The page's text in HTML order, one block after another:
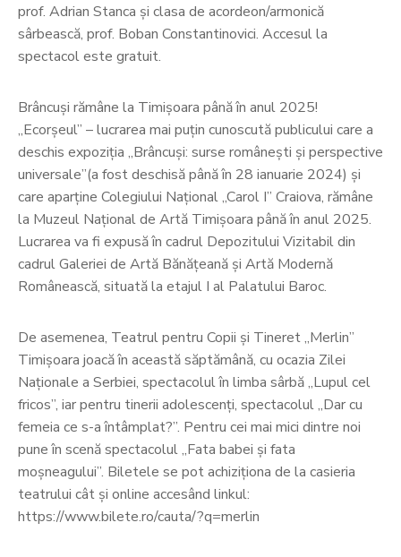
prof. Adrian Stanca şi clasa de acordeon/armonică
sârbească, prof. Boban Constantinovici. Accesul la
spectacol este gratuit.
Brâncuși rămâne la Timișoara până în anul 2025!
„Ecorșeul” – lucrarea mai puțin cunoscută publicului care a
deschis expoziția „Brâncuși: surse românești și perspective
universale”(a fost deschisă până în 28 ianuarie 2024) și
care aparține Colegiului Național „Carol I” Craiova, rămâne
la Muzeul Național de Artă Timișoara până în anul 2025.
Lucrarea va fi expusă în cadrul Depozitului Vizitabil din
cadrul Galeriei de Artă Bănățeană și Artă Modernă
Românească, situată la etajul I al Palatului Baroc.
De asemenea, Teatrul pentru Copii și Tineret „Merlin”
Timișoara joacă în această săptămână, cu ocazia Zilei
Naționale a Serbiei, spectacolul în limba sârbă „Lupul cel
fricos”, iar pentru tinerii adolescenți, spectacolul „Dar cu
femeia ce s-a întâmplat?”. Pentru cei mai mici dintre noi
pune în scenă spectacolul „Fata babei și fata
moșneagului”. Biletele se pot achiziționa de la casieria
teatrului cât și online accesând linkul:
https://www.bilete.ro/cauta/?q=merlin